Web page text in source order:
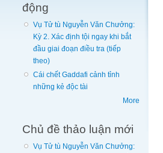
động
Vụ Tử tù Nguyễn Văn Chưởng:
Kỳ 2. Xác định tội ngay khi bắt
đầu giai đoạn điều tra (tiếp
theo)
Cái chết Gaddafi cảnh tỉnh
những kẻ độc tài
More
Chủ đề thảo luận mới
Vụ Tử tù Nguyễn Văn Chưởng: